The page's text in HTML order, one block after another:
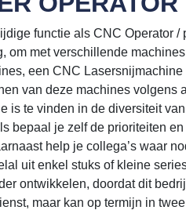
functie als CNC Operator
om met verschillende
een CNC
van deze machines volgens
is te vinden in de diversiteit
bepaal je zelf de prioriteiten
help je collega’s waar
uit enkel stuks of kleine
ontwikkelen, doordat dit
maar kan op termijn in